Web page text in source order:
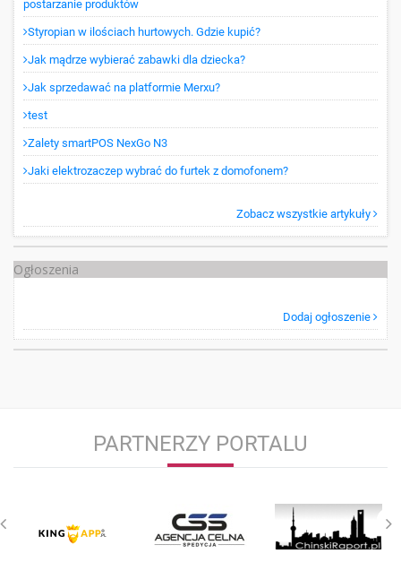
postarzanie produktów
Styropian w ilościach hurtowych. Gdzie kupić?
Jak mądrze wybierać zabawki dla dziecka?
Jak sprzedawać na platformie Merxu?
test
Zalety smartPOS NexGo N3
Jaki elektrozaczep wybrać do furtek z domofonem?
Zobacz wszystkie artykuły
Ogłoszenia
Dodaj ogłoszenie
PARTNERZY PORTALU